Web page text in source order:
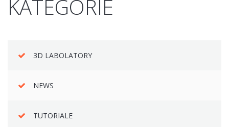
KATEGORIE
3D LABOLATORY
NEWS
TUTORIALE